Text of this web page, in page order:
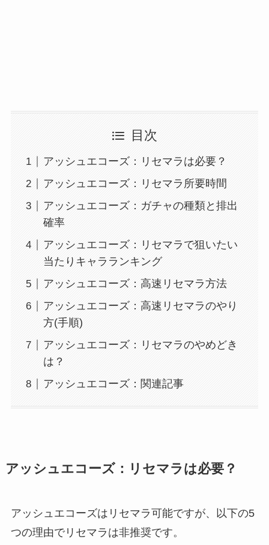
目次
アッシュエコーズ：リセマラは必要？
アッシュエコーズ：リセマラ所要時間
アッシュエコーズ：ガチャの種類と排出
確率
アッシュエコーズ：リセマラで狙いたい
当たりキャラランキング
アッシュエコーズ：高速リセマラ方法
アッシュエコーズ：高速リセマラのやり
方(手順)
アッシュエコーズ：リセマラのやめどき
は？
アッシュエコーズ：関連記事
アッシュエコーズ：リセマラは必要？
アッシュエコーズはリセマラ可能ですが、以下の5
つの理由でリセマラは非推奨です。